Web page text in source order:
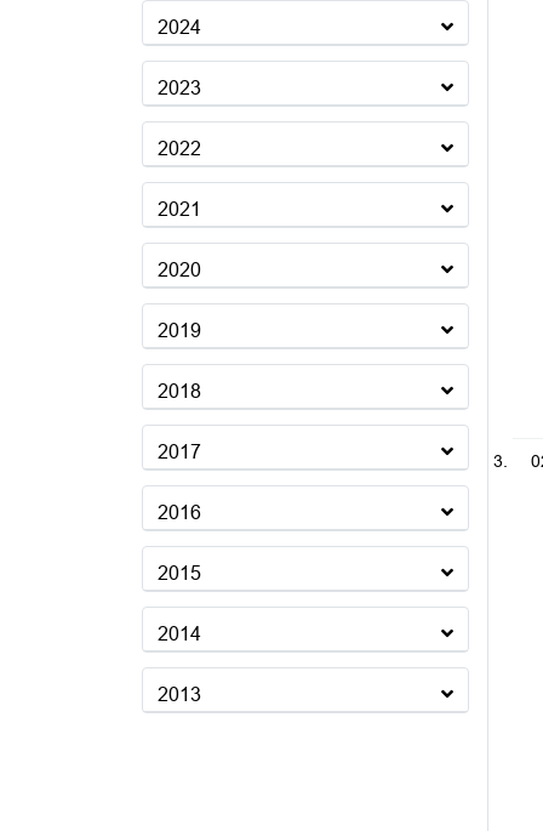
2024
2023
2022
2021
2020
2019
2018
2017
2016
2015
2014
2013